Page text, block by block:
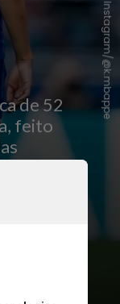
de 52
feito
Instagram/@k.mbappe